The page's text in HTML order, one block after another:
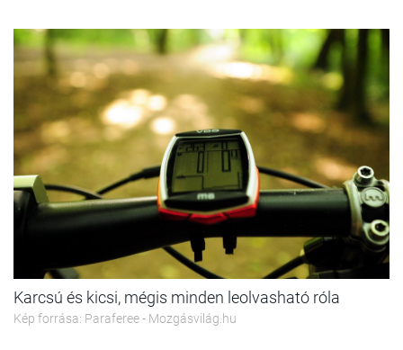
Karcsú és kicsi, mégis minden leolvasható róla
Kép forrása: Paraferee - Mozgásvilág.hu